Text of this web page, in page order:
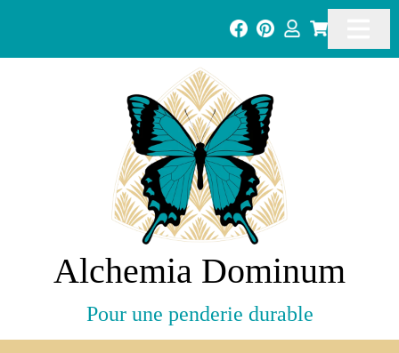
Alchemia Dominum
Pour une penderie durable